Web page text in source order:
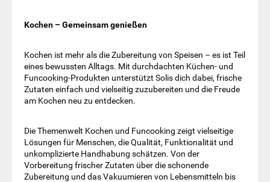
Kochen – Gemeinsam genießen
Kochen ist mehr als die Zubereitung von Speisen – es ist Teil
eines bewussten Alltags. Mit durchdachten Küchen- und
Funcooking-Produkten unterstützt Solis dich dabei, frische
Zutaten einfach und vielseitig zuzubereiten und die Freude
am Kochen neu zu entdecken.
Die Themenwelt Kochen und Funcooking zeigt vielseitige
Lösungen für Menschen, die Qualität, Funktionalität und
unkomplizierte Handhabung schätzen. Von der
Vorbereitung frischer Zutaten über die schonende
Zubereitung und das Vakuumieren von Lebensmitteln bis